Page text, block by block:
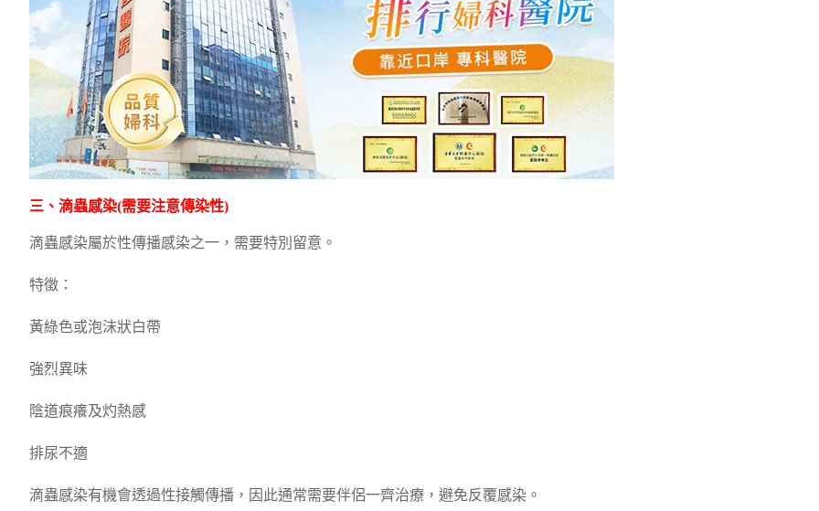
三、滴蟲感染(需要注意傳染性)
滴蟲感染屬於性傳播感染之一，需要特別留意。
特徵：
黃綠色或泡沫狀白帶
強烈異味
陰道痕癢及灼熱感
排尿不適
滴蟲感染有機會透過性接觸傳播，因此通常需要伴侶一齊治療，避免反覆感染。